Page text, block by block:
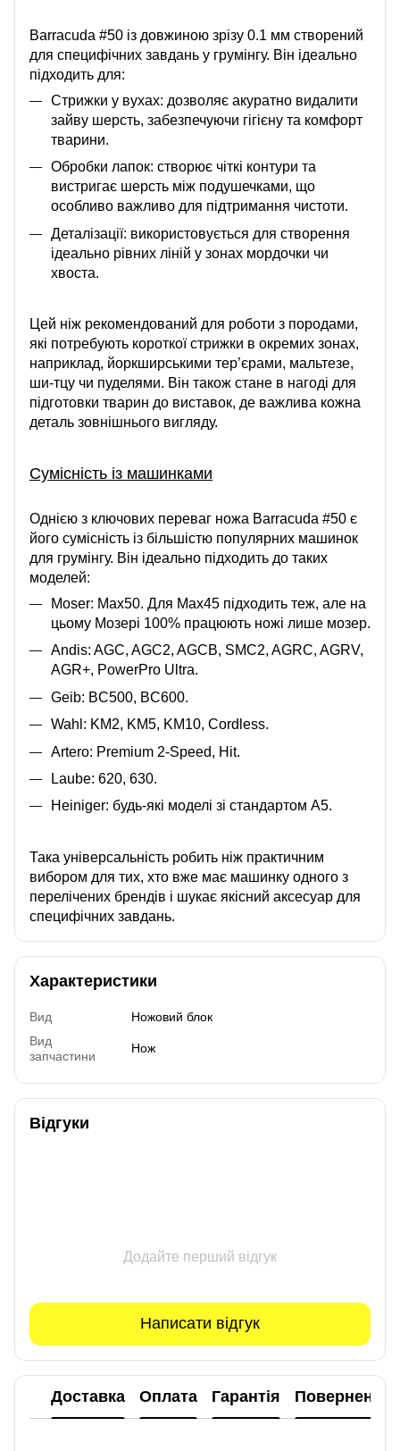
Barracuda #50 із довжиною зрізу 0.1 мм створений
для специфічних завдань у грумінгу. Він ідеально
підходить для:
Стрижки у вухах: дозволяє акуратно видалити
зайву шерсть, забезпечуючи гігієну та комфорт
тварини.
Обробки лапок: створює чіткі контури та
вистригає шерсть між подушечками, що
особливо важливо для підтримання чистоти.
Деталізації: використовується для створення
ідеально рівних ліній у зонах мордочки чи
хвоста.
Цей ніж рекомендований для роботи з породами,
які потребують короткої стрижки в окремих зонах,
наприклад, йоркширськими тер’єрами, мальтезе,
ши-тцу чи пуделями. Він також стане в нагоді для
підготовки тварин до виставок, де важлива кожна
деталь зовнішнього вигляду.
Сумісність із машинками
Однією з ключових переваг ножа Barracuda #50 є
його сумісність із більшістю популярних машинок
для грумінгу. Він ідеально підходить до таких
моделей:
Moser: Max50. Для Max45 підходить теж, але на
цьому Мозері 100% працюють ножі лише мозер.
Andis: AGC, AGC2, AGCB, SMC2, AGRC, AGRV,
AGR+, PowerPro Ultra.
Geib: BC500, BC600.
Wahl: KM2, KM5, KM10, Cordless.
Artero: Premium 2-Speed, Hit.
Laube: 620, 630.
Heiniger: будь-які моделі зі стандартом А5.
Така універсальність робить ніж практичним
вибором для тих, хто вже має машинку одного з
перелічених брендів і шукає якісний аксесуар для
специфічних завдань.
Характеристики
Вид
Ножовий блок
Вид
запчастини
Нож
Відгуки
Додайте перший відгук
Написати відгук
Доставка Оплата Гарантія Повернення